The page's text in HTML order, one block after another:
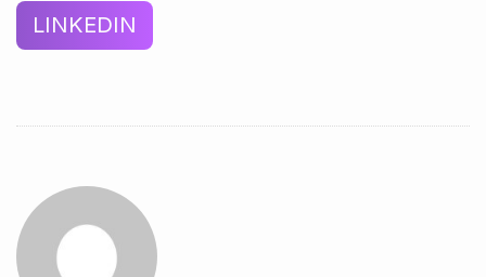
LINKEDIN